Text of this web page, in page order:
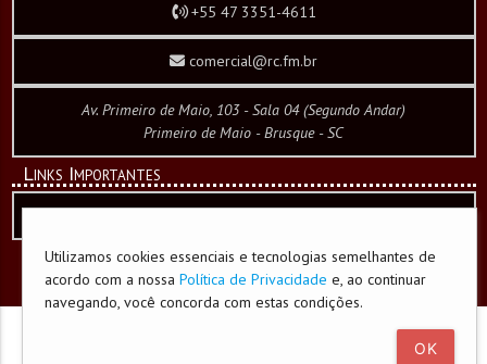
+55 47 3351-4611
comercial@rc.fm.br
Av. Primeiro de Maio, 103 - Sala 04 (Segundo Andar)
Primeiro de Maio - Brusque - SC
Links Importantes
desenvolvido por CW WebCorporation
Utilizamos cookies essenciais e tecnologias semelhantes de
acordo com a nossa Política de Privacidade e, ao continuar
navegando, você concorda com estas condições.
OK